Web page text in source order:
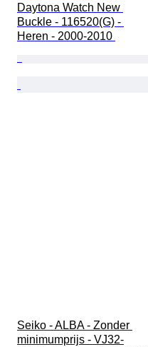
Daytona Watch New
Buckle - 116520(G) -
Heren - 2000-2010
Seiko - ALBA - Zonder
minimumprijs - VJ32-